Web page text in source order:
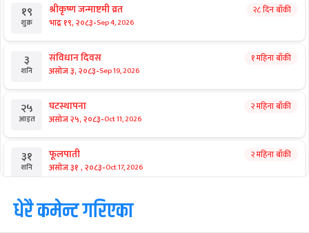
१९
शुक्र
श्रीकृष्ण जन्माष्टमी व्रत
भाद्र १९, २०८३-Sep 4, 2026
२८ दिन बाँकी
३
शनि
संविधान दिवस
असोज ३, २०८३-Sep 19, 2026
१ महिना बाँकी
२५
आइत
घटस्थापना
असोज २५, २०८३-Oct 11, 2026
२ महिना बाँकी
३१
शनि
फूलपाती
असोज ३१ , २०८३-Oct 17, 2026
२ महिना बाँकी
१
आइत
कार्तिक सङ्क्रान्ति
कार्तिक १, २०८३-Oct 18, 2026
धेरै कमेन्ट गरिएका